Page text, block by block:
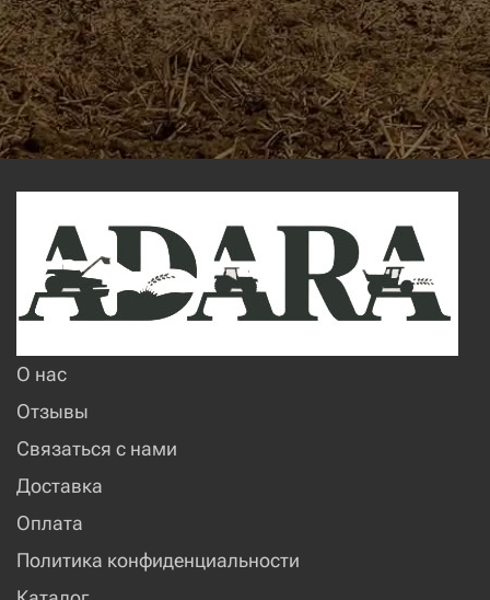
О нас
Отзывы
Связаться с нами
Доставка
Оплата
Политика конфиденциальности